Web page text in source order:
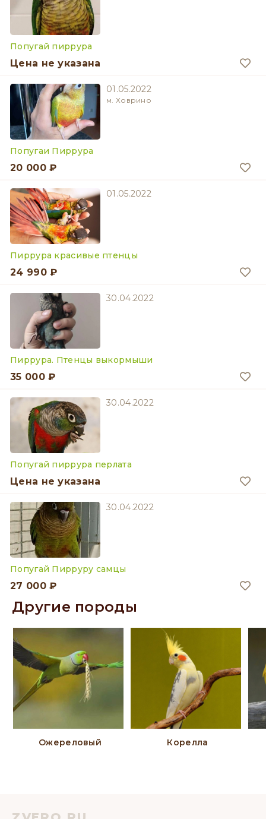
Попугай пиррура
Цена не указана
01.05.2022
м. Ховрино
Попугаи Пиррура
20 000 ₽
01.05.2022
Пиррура красивые птенцы
24 990 ₽
30.04.2022
Пиррура. Птенцы выкормыши
35 000 ₽
30.04.2022
Попугай пиррура перлата
Цена не указана
30.04.2022
Попугай Пирруру самцы
27 000 ₽
Другие породы
Ожереловый Корелла